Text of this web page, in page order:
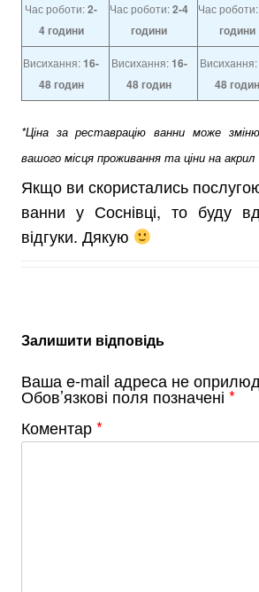
Час роботи:2-
4 години
Час роботи:2-4
години
Час роботи:
години
Висихання:16-
48 годин
Висихання:16-
48 годин
Висихання:
48 годин
*Ціна за реставрацію ванни може
вашого місця проживання та ціни на акрил
Якщо ви скористались
ванни у Соснівці, то буду
відгуки. Дякую
Залишити відповідь
Ваша e-mail адреса не
Обов’язкові поля позначені *
Коментар*